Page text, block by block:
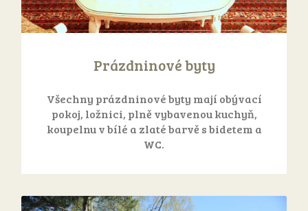
Prázdninové byty
Všechny prázdninové byty mají obývací
pokoj, ložnici, plně vybavenou kuchyň,
koupelnu v bílé a zlaté barvě s bidetem a
WC.